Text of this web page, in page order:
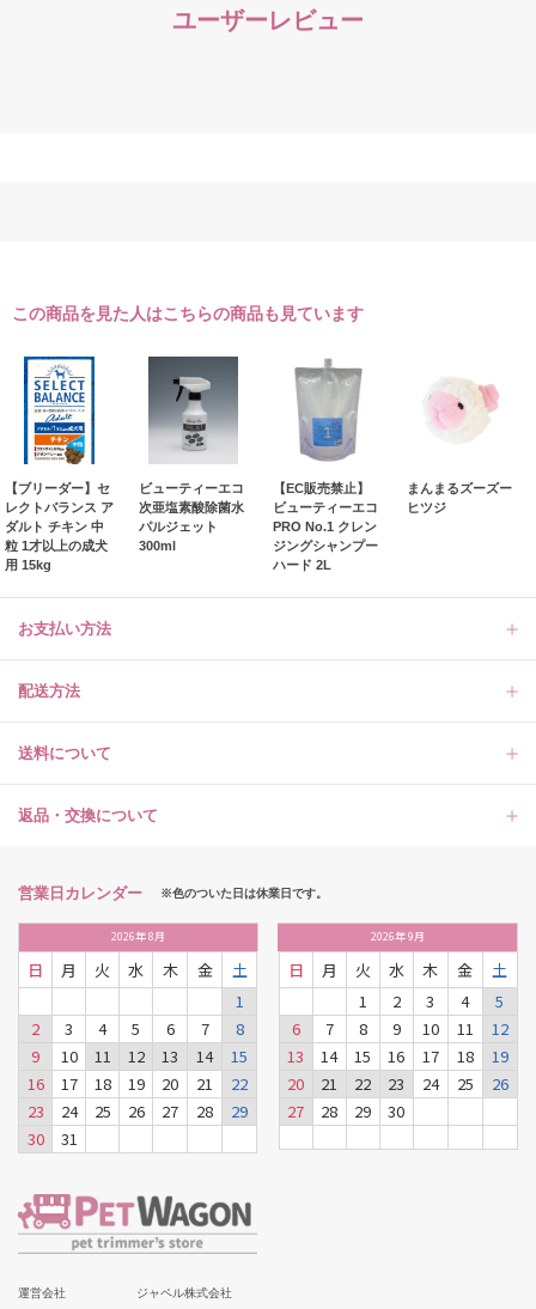
ユーザーレビュー
この商品を見た人はこちらの商品も見ています
【ブリーダー】セ
レクトバランス ア
ダルト チキン 中
粒 1才以上の成犬
用 15kg
ビューティーエコ
次亜塩素酸除菌水
パルジェット
300ml
【EC販売禁止】
ビューティーエコ
PRO No.1 クレン
ジングシャンプー
ハード 2L
まんまるズーズー
ヒツジ
お支払い方法
配送方法
送料について
返品・交換について
営業日カレンダー ※色のついた日は休業日です。
2026年8月
日 月 火 水 木 金
土
1
2
3 4 5 6 7
8
9
10 11 12 13 14
15
16
17 18 19 20 21
22
23
24 25 26 27 28
29
30
31
2026年9月
日 月 火 水 木 金
土
1
2 3 4
5
6
7 8 9 10 11
12
13
14 15 16 17 18
19
20
21 22 23 24 25
26
27
28 29 30
運営会社 ジャペル株式会社